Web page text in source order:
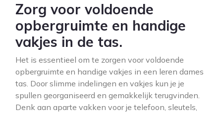
Zorg voor voldoende
opbergruimte en handige
vakjes in de tas.
Het is essentieel om te zorgen voor voldoende
opbergruimte en handige vakjes in een leren dames
tas. Door slimme indelingen en vakjes kun je je
spullen georganiseerd en gemakkelijk terugvinden.
Denk aan aparte vakken voor je telefoon, sleutels,